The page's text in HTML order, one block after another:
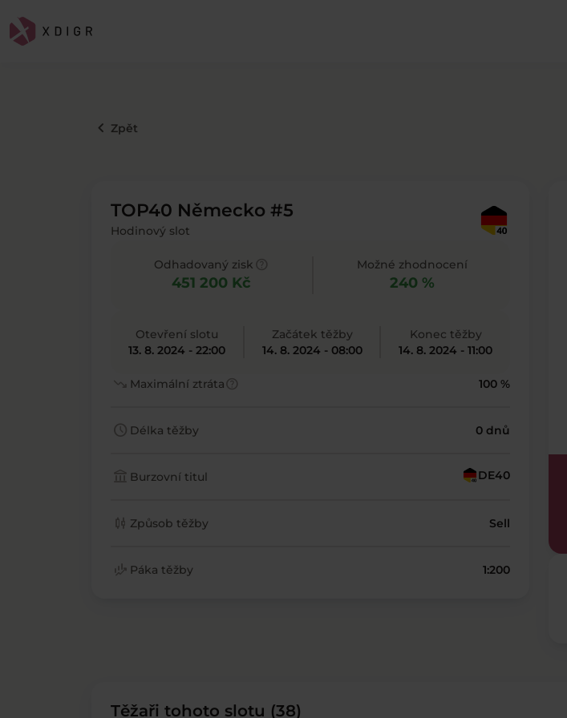
keyboard_arrow_left Zpět
TOP40 Německo #5
Hodinový slot
Odhadovaný zisk
451 200 Kč
Možné zhodnocení
240 %
Otevření slotu
13. 8. 2024 - 22:00
Začátek těžby
14. 8. 2024 - 08:00
Konec těžby
14. 8. 2024 - 11:00
trending_down Maximální ztrátahelp 100 %
schedule Délka těžby 0 dnů
account_balance Burzovní titul DE40
candlestick_chart Způsob těžby Sell
finance_mode Páka těžby 1:200
Těžaři tohoto slotu (38)